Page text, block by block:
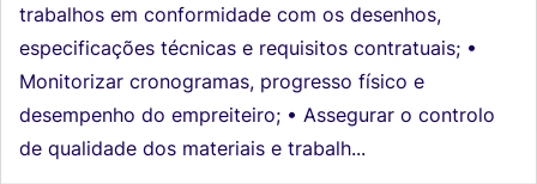
trabalhos em conformidade com os desenhos,
especificações técnicas e requisitos contratuais; •
Monitorizar cronogramas, progresso físico e
desempenho do empreiteiro; • Assegurar o controlo
de qualidade dos materiais e trabalh...